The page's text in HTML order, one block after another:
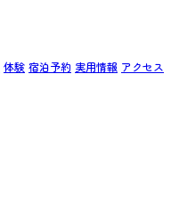
体験 宿泊予約 実用情報 アクセス